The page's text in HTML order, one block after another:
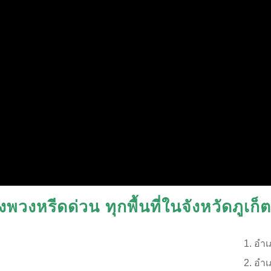
พวงหรีดด่วน ทุกพื้นที่ในจังหวัดภูเก็
อำ
อำ